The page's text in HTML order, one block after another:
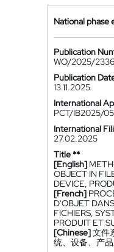
National phase
Publication
WO/2025/
Publication
13.11.2025
International
PCT/IB2025/
International
27.02.2025
Title **
[English]
OBJECT IN
DEVICE,
[French]
D'OBJET
FICHIERS,
PRODUIT ET
[Chinese]文件
统、设备、产